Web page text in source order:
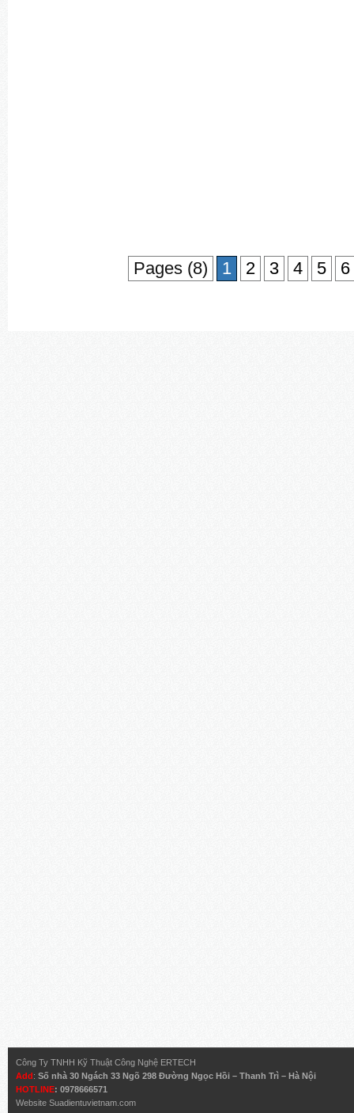
Pages (8) 1 2 3 4 5 6
Công Ty TNHH Kỹ Thuật Công Nghệ ERTECH
Add: Số nhà 30 Ngách 33 Ngõ 298 Đường Ngọc Hồi – Thanh Trì – Hà Nội
HOTLINE: 0978666571
Website Suadientuvietnam.com